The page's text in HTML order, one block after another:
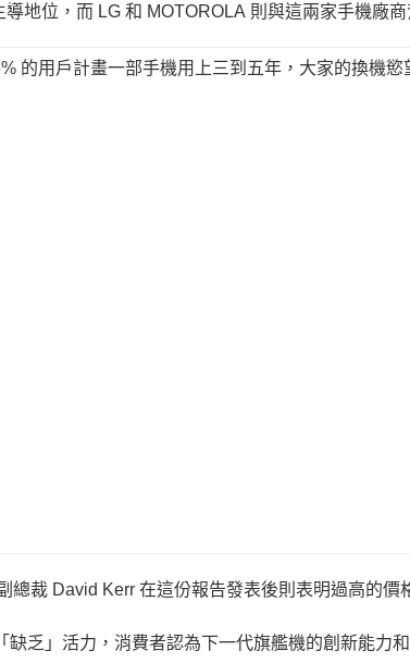
地位，而 LG 和 MOTOROLA 則與這兩家手機廠
總裁 David Kerr 在這份報告發表後則表明過高的價
缺乏」活力，消費者認為下一代旗艦機的創新能力